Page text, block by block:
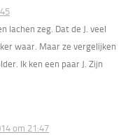
lachen zeg. Dat de J. veel
waar. Maar ze vergelijken
Ik ken een paar J. Zijn
om 21:47